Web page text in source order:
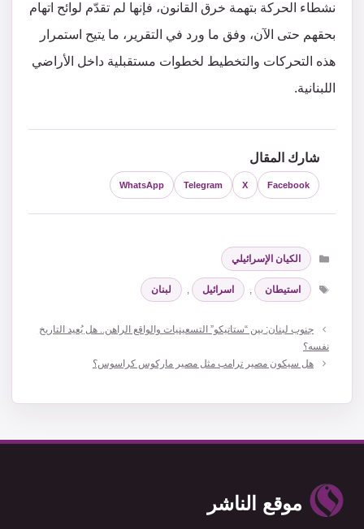
نشطاء الحركة بتهمة خرق القانون، فإنها لم تقدّم لوائح اتهام
بحقهم حتى الآن، وفق ما ورد في التقرير، ما يتيح استمرار
هذه التحركات والتخطيط لخطوات مستقبلية داخل الأراضي
اللبنانية.
شارك المقال
Facebook
X
Telegram
WhatsApp
التصنيفات
الكيان الإسرائيلي
الوسوم
استيطان , اسرائيل , لبنان
جنوب لبنان: بين “ستاتيكو” التسعينيات والواقع الراهن.. هل يُعيد التاريخ
نفسه؟
هل سيكون مصير ترامب مثل مصير ماركوس كراسوس؟
موقع الناشر